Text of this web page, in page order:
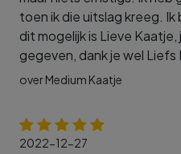
toen ik die uitslag kreeg.
dit mogelijk is Lieve
gegeven, dank je wel Liefs
over Medium Kaatje
2022-12-27